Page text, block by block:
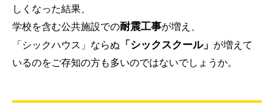
しくなった結果、
学校を含む公共施設での耐震工事が増え、
「シックハウス」ならぬ 「シックスクール」 が増えて
いるのをご存知の方も多いのではないでしょうか。